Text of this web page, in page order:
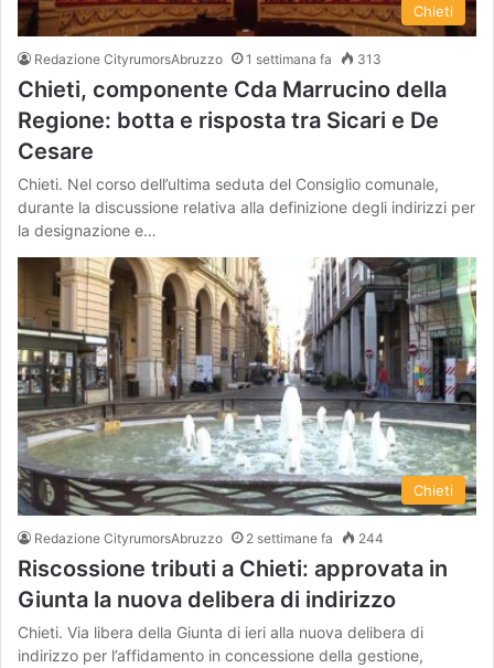
Chieti
Redazione CityrumorsAbruzzo 1 settimana fa 313
Chieti, componente Cda Marrucino della
Regione: botta e risposta tra Sicari e De
Cesare
Chieti. Nel corso dell’ultima seduta del Consiglio comunale,
durante la discussione relativa alla definizione degli indirizzi per
la designazione e…
Chieti
Redazione CityrumorsAbruzzo 2 settimane fa 244
Riscossione tributi a Chieti: approvata in
Giunta la nuova delibera di indirizzo
Chieti. Via libera della Giunta di ieri alla nuova delibera di
indirizzo per l’affidamento in concessione della gestione,